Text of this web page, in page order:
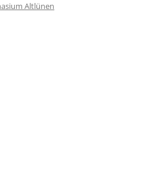
Altlünen